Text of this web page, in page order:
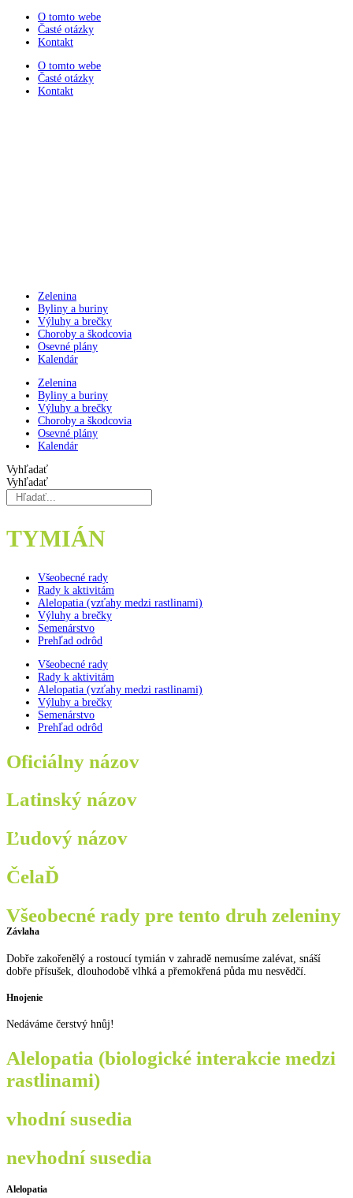
Preskočiť
obsah
O tomto webe
Časté otázky
Kontakt
O tomto webe
Časté otázky
Kontakt
Zelenina
Byliny a buriny
Výluhy a brečky
Choroby a škodcovia
Osevné plány
Kalendár
Zelenina
Byliny a buriny
Výluhy a brečky
Choroby a škodcovia
Osevné plány
Kalendár
Vyhľadať
Vyhľadať
TYMIÁN
Všeobecné rady
Rady k aktivitám
Alelopatia (vzťahy medzi rastlinami)
Výluhy a brečky
Semenárstvo
Prehľad odrôd
Všeobecné rady
Rady k aktivitám
Alelopatia (vzťahy medzi rastlinami)
Výluhy a brečky
Semenárstvo
Prehľad odrôd
Oficiálny názov
Latinský názov
Ľudový názov
ČelaĎ
Všeobecné rady pre tento druh zeleniny
Závlaha
Dobře zakořenělý a rostoucí tymián v zahradě nemusíme zalévat, snáší
dobře přísušek, dlouhodobě vlhká a přemokřená půda mu nesvědčí.
Hnojenie
Nedáváme čerstvý hnůj!
Alelopatia (biologické interakcie medzi
rastlinami)
vhodní susedia
nevhodní susedia
Alelopatia